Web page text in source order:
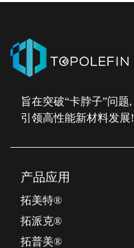
旨在突破“卡脖子”问题,
引领高性能新材料发展!
产品应用
拓美特®
拓派克®
拓普美®